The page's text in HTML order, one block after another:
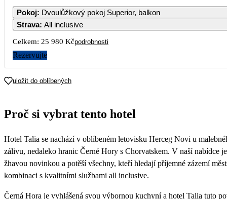
1 2
3 4 5 6 7 8 9
24 25 26
31
Pokoj: Dvoulůžkový pokoj Superior, balkon
Strava: All inclusive
Celkem: 25 980 Kčpodrobnosti
Rezervujte
uložit do oblíbených
Proč si vybrat tento hotel
Hotel Talia se nachází v oblíbeném letovisku Herceg Novi u
zálivu, nedaleko hranic Černé Hory s Chorvatskem. V naší nabídce
žhavou novinkou a potěší všechny, kteří hledají příjemné zázemí
kombinaci s kvalitními službami all inclusive.
Černá Hora je vyhlášená svou výbornou kuchyní a hotel Talia tuto